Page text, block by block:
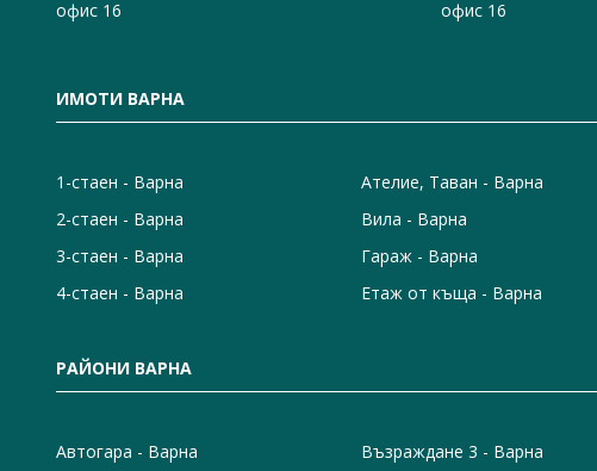
офис 16
офис 16
ИМОТИ ВАРНА
1-стаен - Варна
2-стаен - Варна
3-стаен - Варна
4-стаен - Варна
Ателие, Таван - Варна
Вила - Варна
Гараж - Варна
Етаж от къща - Варна
РАЙОНИ ВАРНА
Автогара - Варна Възраждане 3 - Варна